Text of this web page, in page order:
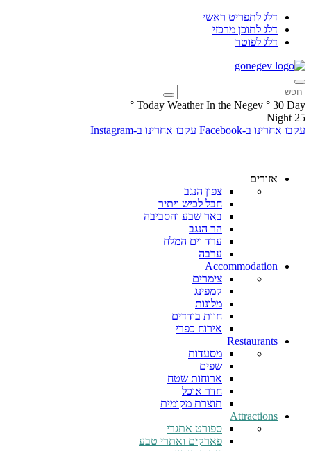
דלג לתפריט ראשי
דלג לתוכן מרכזי
דלג לפוטר
Today Weather In the Negev ° 30 Day
°
25
Night
עקבו אחרינו ב-Facebook
עקבו אחרינו ב-Instagram
אזורים
צפון הנגב
חבל לכיש ויתיר
באר שבע והסביבה
הר הנגב
ערד וים המלח
ערבה
Accommodation
צימרים
קמפינג
מלונות
חוות בודדים
אירוח כפרי
Restaurants
מסעדות
שפים
ארוחות שטח
חדר אוכל
תוצרת מקומית
Attractions
ספורט אתגרי
פארקים ואתרי טבע